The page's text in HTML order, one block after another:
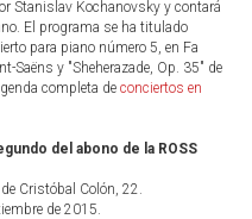
Stanislav Kochanovsky y contará
El programa se ha titulado
para piano número 5, en Fa
Saëns y "Sheherazade, Op. 35" de
completa de conciertos en
del abono de la ROSS
Cristóbal Colón, 22.
de 2015.